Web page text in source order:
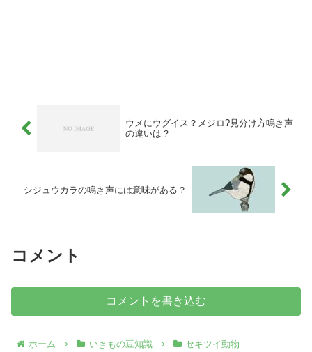
ウメにウグイス？メジロ?見分け方鳴き声
の違いは？
シジュウカラの鳴き声には意味がある？
コメント
コメントを書き込む
ホーム いきもの豆知識 セキツイ動物